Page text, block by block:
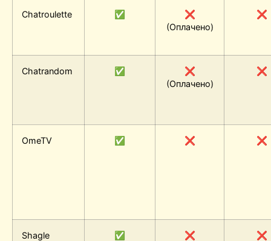
Chatroulette ✅
❌
(Оплачено)
❌
Chatrandom ✅
❌
(Оплачено)
❌
OmeTV ✅ ❌ ❌
Shagle ✅
❌
❌